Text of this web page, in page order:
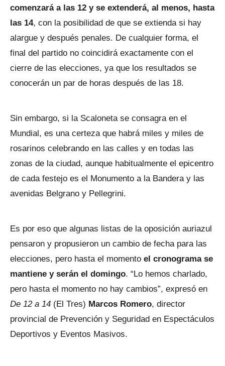
comenzará a las 12 y se extenderá, al menos, hasta
las 14, con la posibilidad de que se extienda si hay
alargue y después penales. De cualquier forma, el
final del partido no coincidirá exactamente con el
cierre de las elecciones, ya que los resultados se
conocerán un par de horas después de las 18.
Sin embargo, si la Scaloneta se consagra en el
Mundial, es una certeza que habrá miles y miles de
rosarinos celebrando en las calles y en todas las
zonas de la ciudad, aunque habitualmente el epicentro
de cada festejo es el Monumento a la Bandera y las
avenidas Belgrano y Pellegrini.
Es por eso que algunas listas de la oposición auriazul
pensaron y propusieron un cambio de fecha para las
elecciones, pero hasta el momento el cronograma se
mantiene y serán el domingo. “Lo hemos charlado,
pero hasta el momento no hay cambios”, expresó en
De 12 a 14 (El Tres) Marcos Romero, director
provincial de Prevención y Seguridad en Espectáculos
Deportivos y Eventos Masivos.